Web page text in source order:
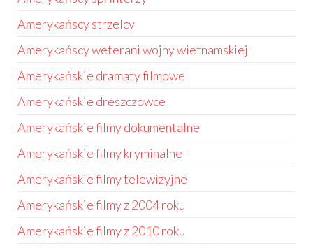
Amerykańscy strzelcy
Amerykańscy weterani wojny wietnamskiej
Amerykańskie dramaty filmowe
Amerykańskie dreszczowce
Amerykańskie filmy dokumentalne
Amerykańskie filmy kryminalne
Amerykańskie filmy telewizyjne
Amerykańskie filmy z 2004 roku
Amerykańskie filmy z 2010 roku